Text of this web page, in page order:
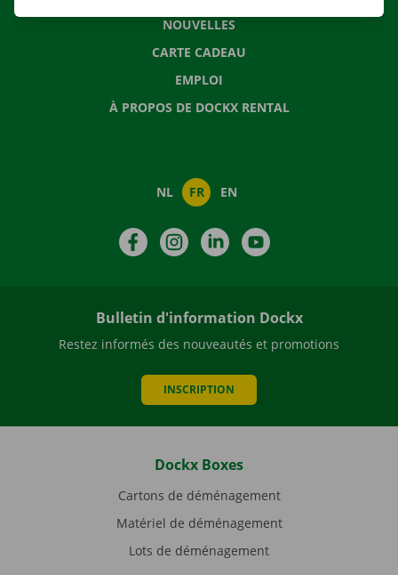
NOUVELLES
CARTE CADEAU
EMPLOI
À PROPOS DE DOCKX RENTAL
NL FR EN
FacebookInstagramLinkedIn
Bulletin d'information Dockx
Restez informés des nouveautés et promotions
INSCRIPTION
Dockx Boxes
Cartons de déménagement
Matériel de déménagement
Lots de déménagement